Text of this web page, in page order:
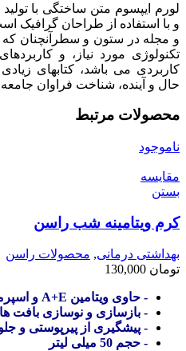
لورم ایپسوم متن ساختگی با
و با استفاده از طراحان گرافیک
و مجله در ستون و سطرآنچنان
تکنولوژی مورد نیاز، و
کاربردی می باشد، کتابهای
حال و آینده، شناخت فراوان
محصولات مرتبط
ناموجود
مقایسه
بستن
کرم ویتامینه شب راسن
بهداشتی درمانی, محصولات راسن
تومان
- حاوی ویتامین A+E و اسپرماستی
- بازسازی و نوسازی بافت
- پیشگیری از پیرپوستی و
- حجم 50 میلی لیتر